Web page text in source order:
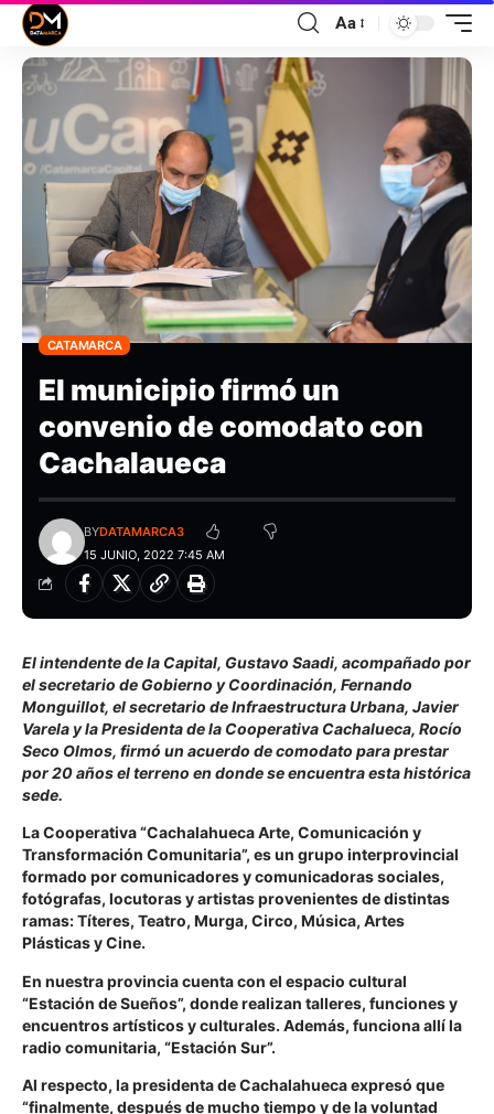
Aa
CATAMARCA
El municipio firmó un
convenio de comodato con
Cachalaueca
15 JUNIO, 2022 7:45 AM
BYDATAMARCA3
El intendente de la Capital, Gustavo Saadi, acompañado por
el secretario de Gobierno y Coordinación, Fernando
Monguillot, el secretario de Infraestructura Urbana, Javier
Varela y la Presidenta de la Cooperativa Cachalueca, Rocío
Seco Olmos, firmó un acuerdo de comodato para prestar
por 20 años el terreno en donde se encuentra esta histórica
sede.
La Cooperativa “Cachalahueca Arte, Comunicación y
Transformación Comunitaria”, es un grupo interprovincial
formado por comunicadores y comunicadoras sociales,
fotógrafas, locutoras y artistas provenientes de distintas
ramas: Títeres, Teatro, Murga, Circo, Música, Artes
Plásticas y Cine.
En nuestra provincia cuenta con el espacio cultural
“Estación de Sueños”, donde realizan talleres, funciones y
encuentros artísticos y culturales. Además, funciona allí la
radio comunitaria, “Estación Sur”.
Al respecto, la presidenta de Cachalahueca expresó que
“finalmente, después de mucho tiempo y de la voluntad